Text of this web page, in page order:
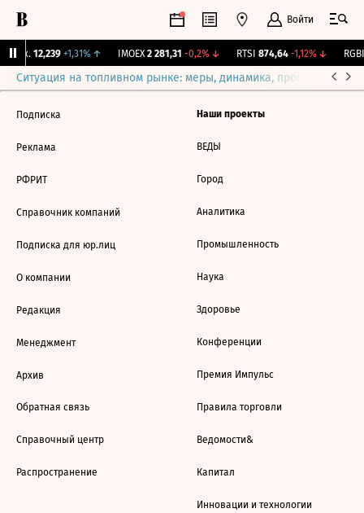
Войти
Бирж. 12,239 +1,31%↑ IMOEX 2 281,31 -0,2%↓ RTSI 874,64 -1,12%↓ RGBI
Ситуация на топливном рынке: меры, динамика, прогнозы
Подписка
Реклама
РФРИТ
Справочник компаний
Подписка для юр.лиц
О компании
Редакция
Менеджмент
Архив
Обратная связь
Справочный центр
Распространение
Наши проекты
ВЕДЫ
Город
Аналитика
Промышленность
Наука
Здоровье
Конференции
Премия Импульс
Правила торговли
Ведомости&
Капитал
Инновации и технологии